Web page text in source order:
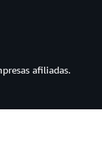
afiliadas.